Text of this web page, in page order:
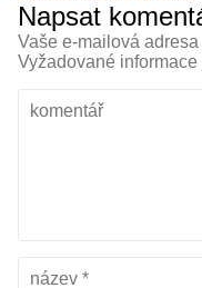
Napsat
Vaše e-mailová
Vyžadované